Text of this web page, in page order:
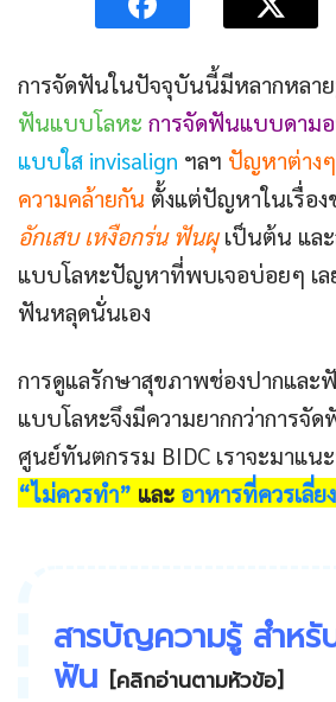
การจัดฟันในปัจจุบันนี้มีหลากหลา
ฟันแบบโลหะ การจัดฟันแบบดาม
แบบใส invisalign ฯลฯ ปัญหาต่าง
ความคล้ายกัน ตั้งแต่ปัญหาในเรื่อง
อักเสบ เหงือกร่น ฟันผุเป็นต้น แล
แบบโลหะปัญหาที่พบเจอบ่อยๆ เล
ฟันหลุดนั่นเอง
การดูแลรักษาสุขภาพช่องปากแล
แบบโลหะจึงมีความยากกว่าการจั
ศูนย์ทันตกรรม BIDC เราจะมาแน
“ไม่ควรทำ” และ อาหารที่ควรเลี่ยง
สารบัญความรู้ สำห
ฟัน [คลิกอ่านตามหัวข้อ]